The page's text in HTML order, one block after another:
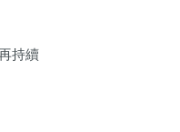
持續